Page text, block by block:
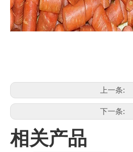
上一条:
下一条:
相关产品